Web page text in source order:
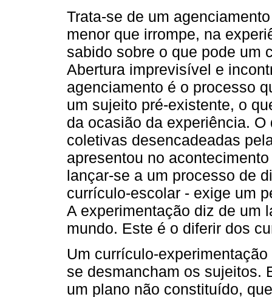
Trata-se de um
menor que irrompe, na
sabido sobre o que pode um
Abertura imprevisível e
agenciamento é o processo
um sujeito pré-existente, o
da ocasião da experiência.
coletivas desencadeadas
apresentou no
lançar-se a um processo de
currículo-escolar - exige um
A experimentação diz de um
mundo. Este é o diferir dos
Um currículo-
se desmancham os sujeitos.
um plano não constituído,